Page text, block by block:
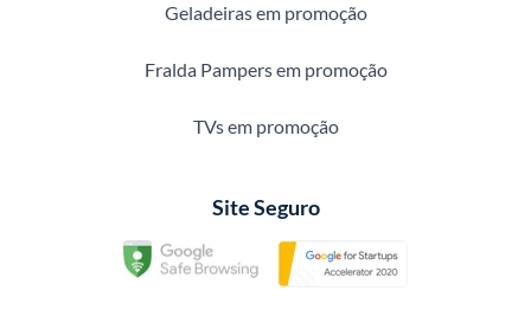
Geladeiras em promoção
Fralda Pampers em promoção
TVs em promoção
Site Seguro